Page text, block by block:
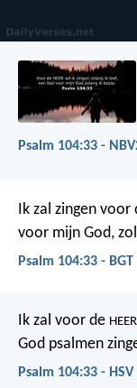
Psalm 104:33 -
Ik zal zingen voor
voor mijn God,
Psalm 104:33 - BGT
Ik zal voor de
God psalmen
Psalm 104:33 - HSV